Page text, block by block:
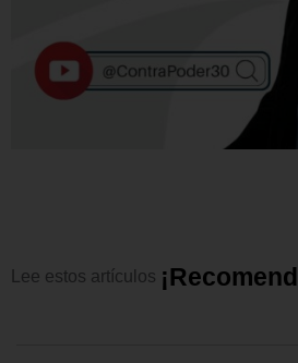
Lee estos artículos ¡Recomend